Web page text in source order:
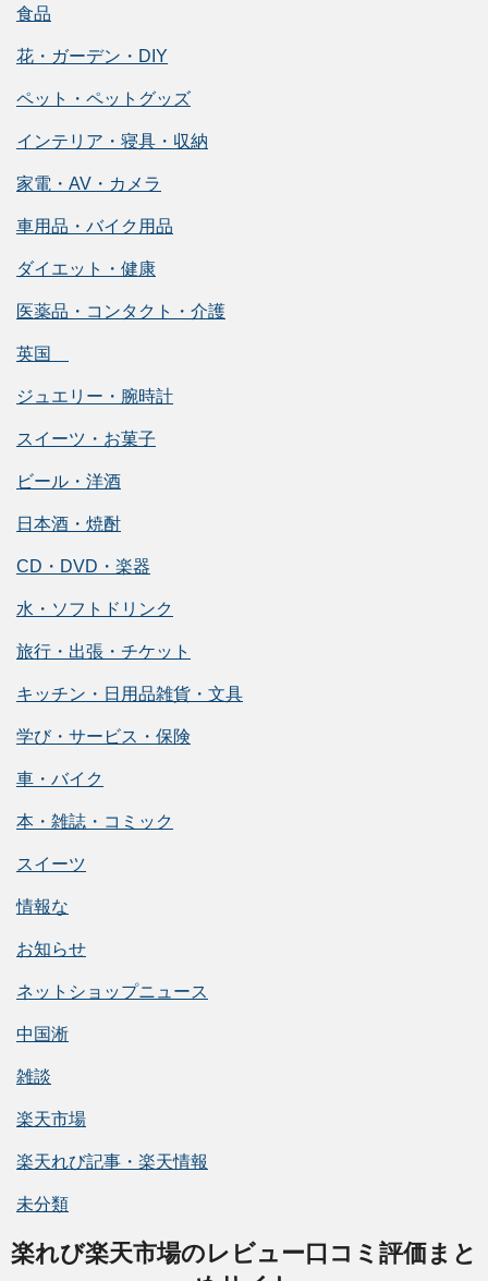
食品
花・ガーデン・DIY
ペット・ペットグッズ
インテリア・寝具・収納
家電・AV・カメラ
車用品・バイク用品
ダイエット・健康
医薬品・コンタクト・介護
英国
ジュエリー・腕時計
スイーツ・お菓子
ビール・洋酒
日本酒・焼酎
CD・DVD・楽器
水・ソフトドリンク
旅行・出張・チケット
キッチン・日用品雑貨・文具
学び・サービス・保険
車・バイク
本・雑誌・コミック
スイーツ
情報な
お知らせ
ネットショップニュース
中国淅
雑談
楽天市場
楽天れび記事・楽天情報
未分類
楽れび楽天市場のレビュー口コミ評価まと